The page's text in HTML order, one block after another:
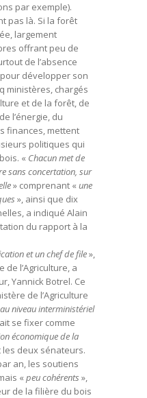
par exemple).
pas là. Si la forêt
largement
offrant peu de
de l’absence
développer son
ministères, chargés
et de la forêt, de
l’énergie, du
finances, mettent
politiques qui
« Chacun met de
sans concertation, sur
» comprenant « une
», ainsi que dix
a indiqué Alain
du rapport à la
et un chef de file»,
de l’Agriculture, a
Yannick Botrel. Ce
de l’Agriculture
niveau interministériel
se fixer comme
économique de la
les deux sénateurs.
an, les soutiens
« peu cohérents »,
de la filière du bois